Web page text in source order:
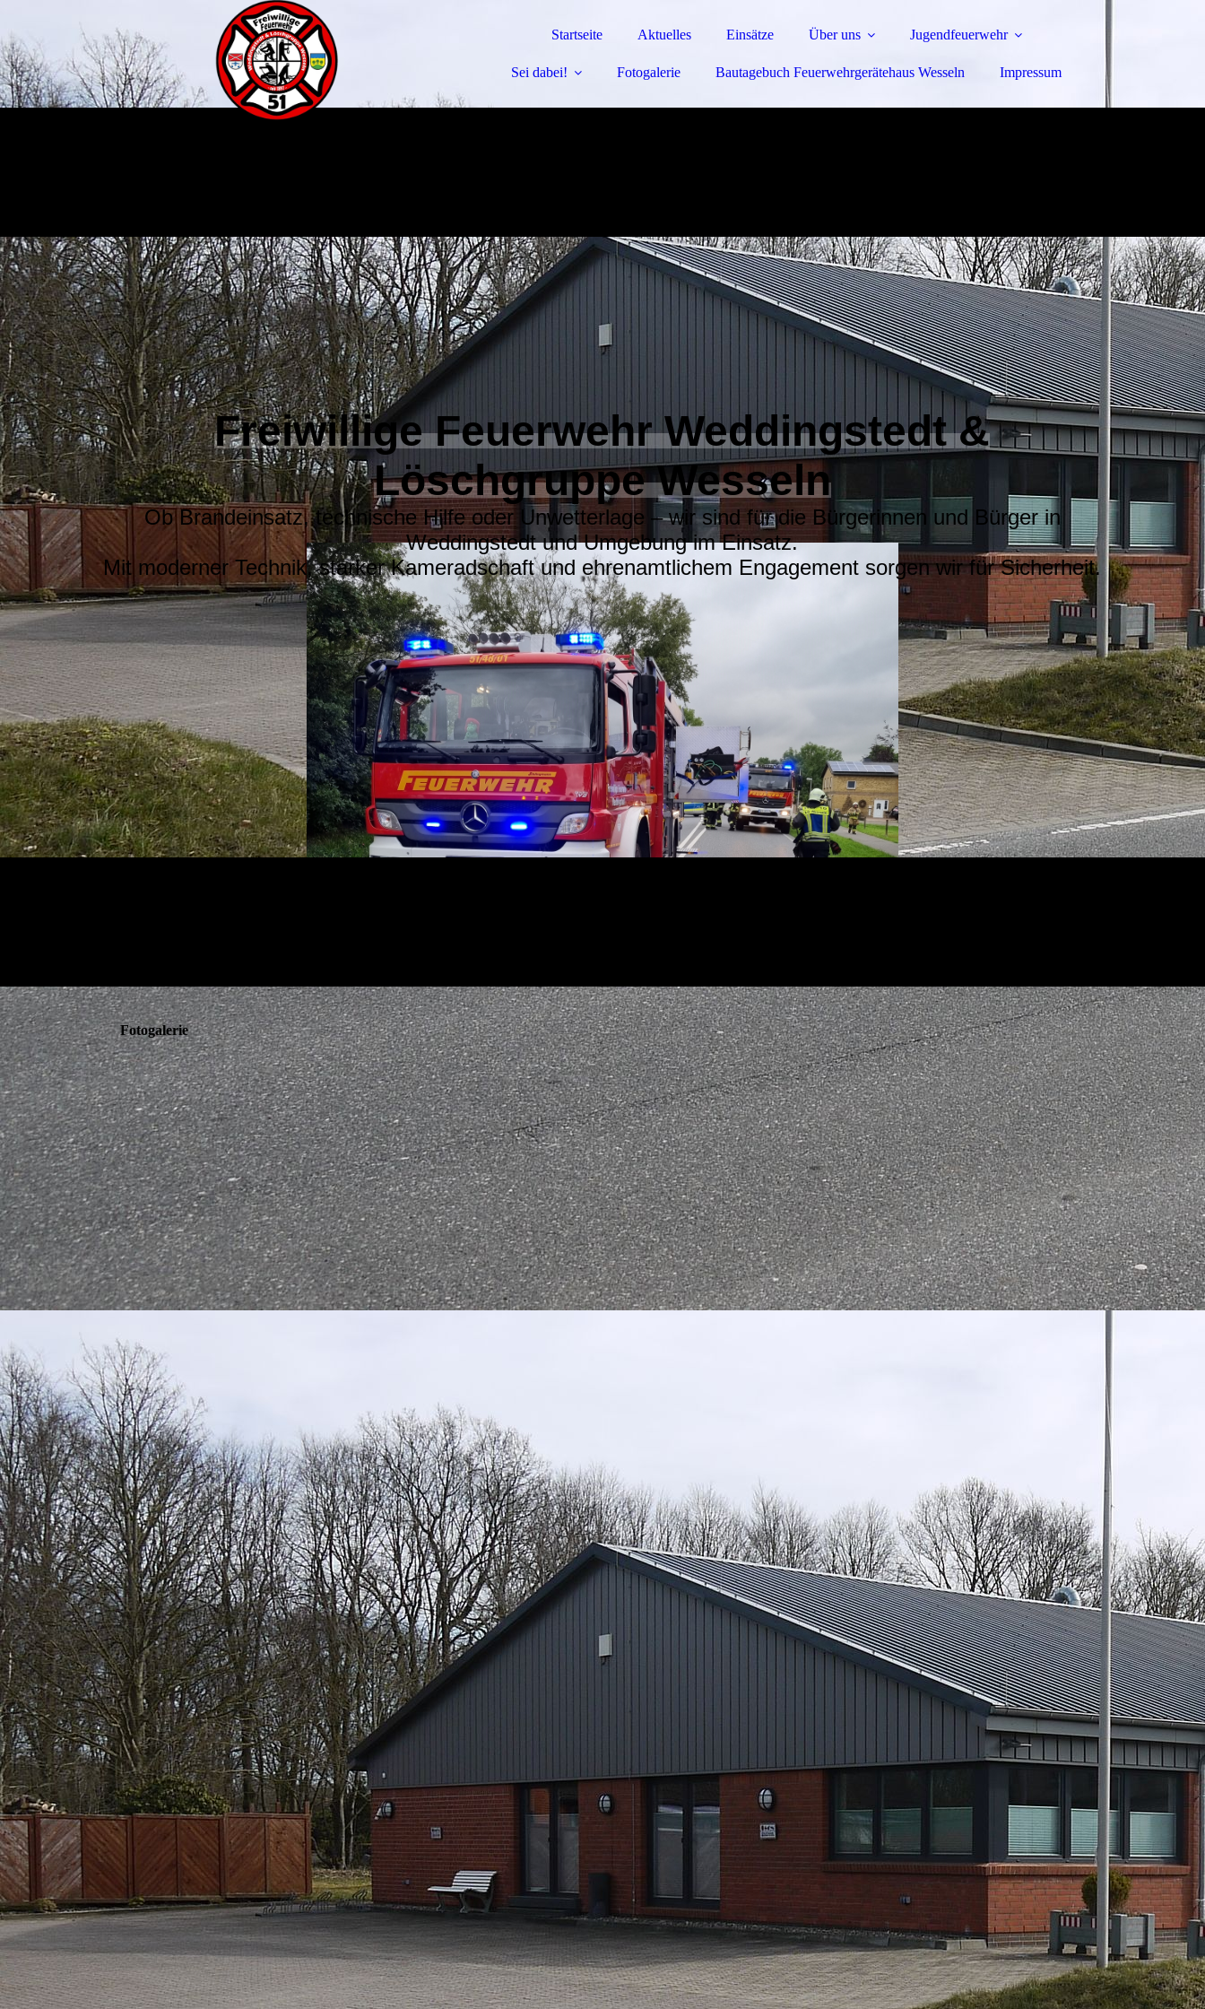
Startseite Aktuelles Einsätze Über uns Jugendfeuerwehr
Sei dabei! Fotogalerie Bautagebuch Feuerwehrgerätehaus Wesseln Impressum
Freiwillige Feuerwehr Weddingstedt &
Löschgruppe Wesseln
Ob Brandeinsatz, technische Hilfe oder Unwetterlage – wir sind für die Bürgerinnen und Bürger in
Weddingstedt und Umgebung im Einsatz.
Mit moderner Technik, starker Kameradschaft und ehrenamtlichem Engagement sorgen wir für Sicherheit.
Fotogalerie